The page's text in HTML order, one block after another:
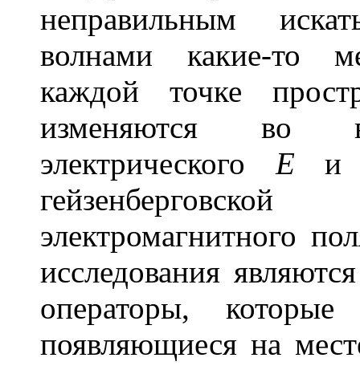
неправильным
волнами какие-то
каждой точке
изменяются во
электрического Еи
электромагнитного
исследования
операторы,
появляющиеся на